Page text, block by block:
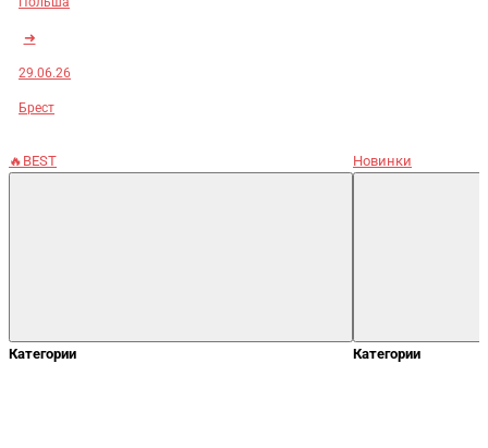
➜
29.06.26
Брест
🔥BEST
Категории
Новинки
Категории